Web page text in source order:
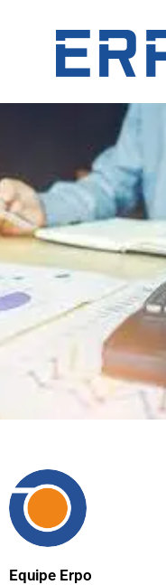
Equipe Erpo